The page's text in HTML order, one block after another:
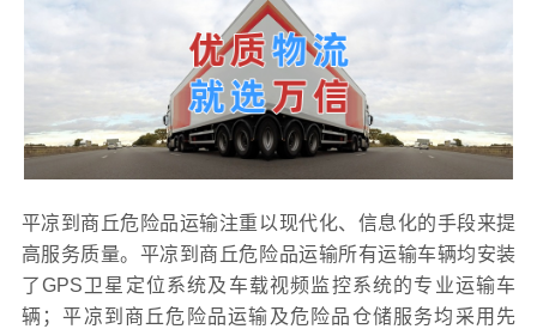
平凉到商丘危险品运输注重以现代化、信息化的手段来提
高服务质量。平凉到商丘危险品运输所有运输车辆均安装
了GPS卫星定位系统及车载视频监控系统的专业运输车
辆；平凉到商丘危险品运输及危险品仓储服务均采用先